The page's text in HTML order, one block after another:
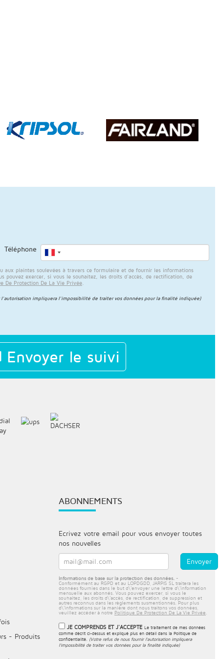
Téléphone
aux plaintes soulevées à travers ce formulaire et de fournir les informations
pouvez exercer, si vous le souhaitez, les droits d'accès, de rectification, de
De Protection De La Vie Privée
l'autorisation impliquera l'impossibilité de traiter vos données pour la finalité indiquée)
Envoyer le suivi
- Produits
ABONNEMENTS
Ecrivez votre email pour vous envoyer toutes
nos nouvelles
Informations de base sur la protection des données. -
Conformément au RGPD et au LOPDGDD, JARPIS SL traitera les
données fournies dans le but d\'envoyer une lettre d\'information
mensuelle aux abonnés. Vous pouvez exercer, si vous le
souhaitez, les droits d\'accès, de rectification, de suppression et
autres reconnus dans les règlements susmentionnés. Pour plus
d\'informations sur la manière dont nous traitons vos données,
veuillez accéder à notre Politique De Protection De La Vie Privée
JE COMPRENDS ET J'ACCEPTE Le traitement de mes données
comme décrit ci-dessus et expliqué plus en détail dans la Politique de
confidentialité
(Votre refus de nous fournir l'autorisation impliquera
l'impossibilité de traiter vos données pour la finalité indiquée)